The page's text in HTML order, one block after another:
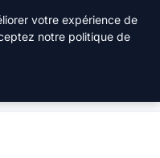
votre expérience de
notre politique de